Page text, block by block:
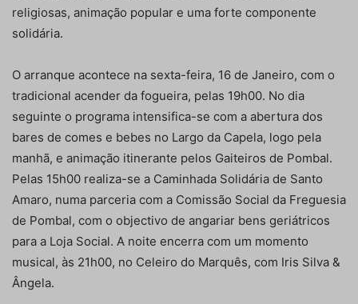
religiosas, animação popular e uma forte componente
solidária.
O arranque acontece na sexta-feira, 16 de Janeiro, com o
tradicional acender da fogueira, pelas 19h00. No dia
seguinte o programa intensifica-se com a abertura dos
bares de comes e bebes no Largo da Capela, logo pela
manhã, e animação itinerante pelos Gaiteiros de Pombal.
Pelas 15h00 realiza-se a Caminhada Solidária de Santo
Amaro, numa parceria com a Comissão Social da Freguesia
de Pombal, com o objectivo de angariar bens geriátricos
para a Loja Social. A noite encerra com um momento
musical, às 21h00, no Celeiro do Marquês, com Iris Silva &
Ângela.